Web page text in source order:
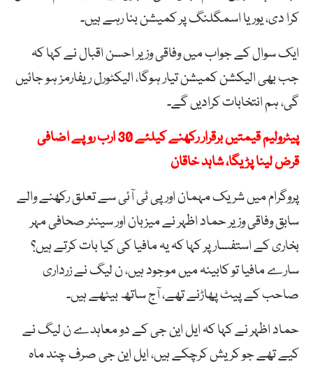
کرا دی، یوریا اسمگلنگ پر کمیشن بنا رہے ہیں۔
ایک سوال کے جواب میں وفاقی وزیر احسن اقبال نے کہا کہ
جب بھی الیکشن کمیشن تیار ہوگا، الیکٹورل ریفارمز ہو جائیں
گی، ہم انتخابات کرادیں گے۔
پیٹرولیم قیمتیں برقرار رکھنے کیلئے 30 ارب روپے اضافی
قرض لینا پڑیگا، شاہد خاقان
پروگرام میں شریک مہمان اور پی ٹی آئی سے تعلق رکھنے والے
سابق وفاقی وزیر حماد اظہر نے میزبان اور سینئر صحافی مہر
بخاری کے استفسار پر کہا کہ یہ مافیا کی کیا بات کرتے ہیں؟
سارے مافیا تو کابینہ میں موجود ہیں، ن لیگ نے زرداری
صاحب کے پیٹ پھاڑنے تھے، آج ساتھ بیٹھے ہیں۔
حماد اظہر نے کہا کہ ایل این جی کے دو معاہدے ن لیگ نے
کیے تھے جو کریش کرچکے ہیں، ایل این جی صرف چند ماہ